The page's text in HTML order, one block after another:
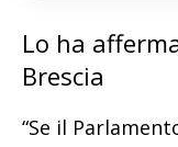
Lo ha
Brescia
“Se il